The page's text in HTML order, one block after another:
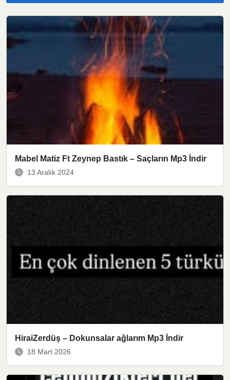
Mabel Matiz Ft Zeynep Bastık – Saçların Mp3 İndir
13 Aralık 2024
HiraiZerdüş – Dokunsalar ağlarım Mp3 İndir
18 Mart 2026